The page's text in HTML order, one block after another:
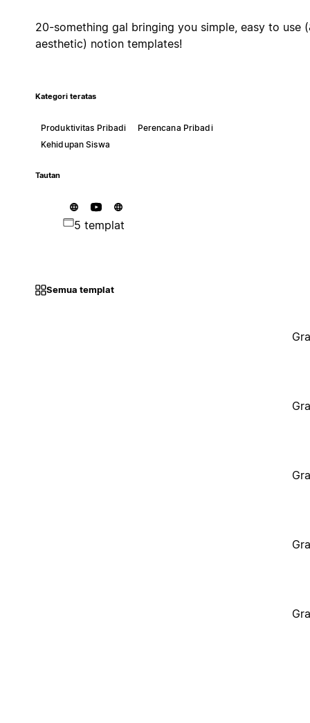
20-something gal bringing you simple, easy to use
aesthetic) notion templates!
Kategori teratas
Produktivitas Pribadi
Perencana Pribadi
Kehidupan Siswa
Tautan
5 templat
Semua templat